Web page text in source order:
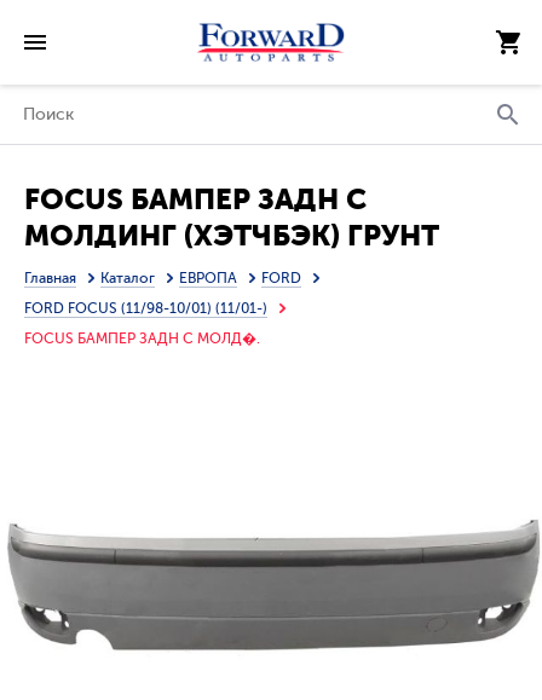
FOCUS БАМПЕР ЗАДН С
МОЛДИНГ (ХЭТЧБЭК) ГРУНТ
(ИТАЛИЯ)
Главная Каталог ЕВРОПА
FORD
FORD FOCUS (11/98-10/01) (11/01-)
FOCUS БАМПЕР ЗАДН С МОЛД�.